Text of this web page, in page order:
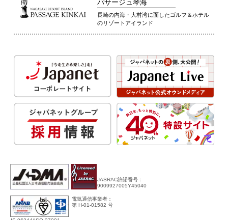
パサージュ琴海
長崎の内海・大村湾に面したゴルフ＆ホテル
のリゾートアイランド
JASRAC許諾番号：
9009927005Y45040
電気通信事業者：
第 H-01-01582 号